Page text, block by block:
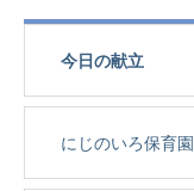
今日の献立
にじのいろ保育園